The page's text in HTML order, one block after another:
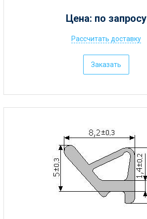
Цена: по запросу
Рассчитать доставку
Заказать